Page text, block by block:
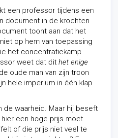
een professor tijdens een
document in de krochten
toont aan dat het
op hem van toepassing
het concentratiekamp
weet dat dit het enige
oude man van zijn troon
hele imperium in één klap
de waarheid. Maar hij beseft
een hoge prijs moet
of die prijs niet veel te